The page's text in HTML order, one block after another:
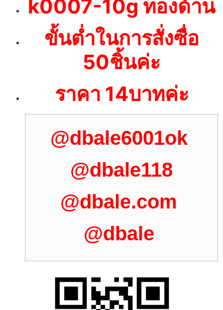
k0007-10g ทองด้าน
ขั้นต่ำในการสั่งซื่อ
50ชิ้นค่ะ
ราคา 14บาทค่ะ
@dbale6001ok
@dbale118
@dbale.com
@dbale